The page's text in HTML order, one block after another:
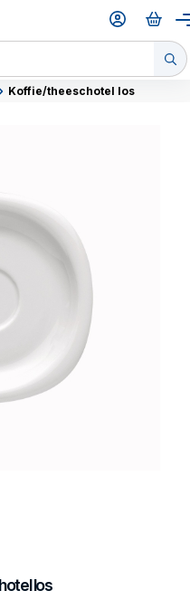
Koffie/theeschotel los
los